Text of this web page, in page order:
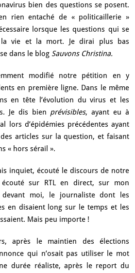
E
N
N
A
S
S’I
N
D
G
R ?
bien des questions se posent.
rien entaché de « politicaillerie »
lorsque les questions qui se
la vie et la mort. Je dirai plus bas
dans le blog Sauvons Christina.
modifié notre pétition en y
en première ligne. Dans le même
en tête l’évolution du virus et les
Je dis bien prévisibles, ayant eu à
lors d’épidémies précédentes ayant
articles sur la question, et faisant
« hors sérail ».
inquiet, écouté le discours de notre
écouté sur RTL en direct, sur mon
devant moi, le journaliste dont les
en disaient long sur le temps et les
Mais peu importe !
après le maintien des élections
qui n’osait pas utiliser le mot
durée réaliste, après le report du